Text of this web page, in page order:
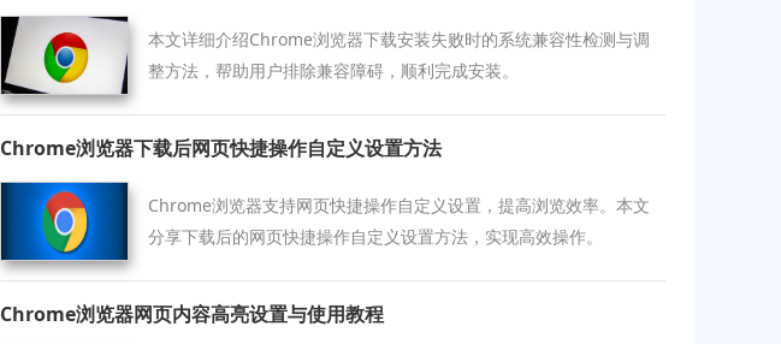
本文详细介绍Chrome浏览器下载安装失败时的系统兼容性检测与调
整方法，帮助用户排除兼容障碍，顺利完成安装。
Chrome浏览器下载后网页快捷操作自定义设置方法
Chrome浏览器支持网页快捷操作自定义设置，提高浏览效率。本文
分享下载后的网页快捷操作自定义设置方法，实现高效操作。
Chrome浏览器网页内容高亮设置与使用教程